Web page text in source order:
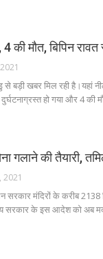
4 की मौत, बिपिन
बड़ी खबर मिल रही है।यहां
हो गया और 4
गलाने की तैयारी,
2021
सरकार मंदिरों के करीब
सरकार के इस आदेश को अब